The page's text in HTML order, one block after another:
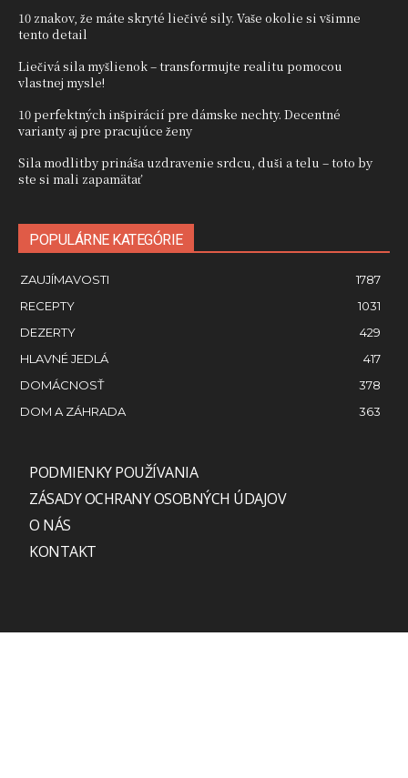
10 znakov, že máte skryté liečivé sily. Vaše okolie si všimne
tento detail
Liečivá sila myšlienok – transformujte realitu pomocou
vlastnej mysle!
10 perfektných inšpirácií pre dámske nechty. Decentné
varianty aj pre pracujúce ženy
Sila modlitby prináša uzdravenie srdcu, duši a telu – toto by
ste si mali zapamätať
POPULÁRNE KATEGÓRIE
ZAUJÍMAVOSTI
1787
RECEPTY
1031
DEZERTY
429
HLAVNÉ JEDLÁ
417
DOMÁCNOSŤ
378
DOM A ZÁHRADA
363
PODMIENKY POUŽÍVANIA
ZÁSADY OCHRANY OSOBNÝCH ÚDAJOV
O NÁS
KONTAKT